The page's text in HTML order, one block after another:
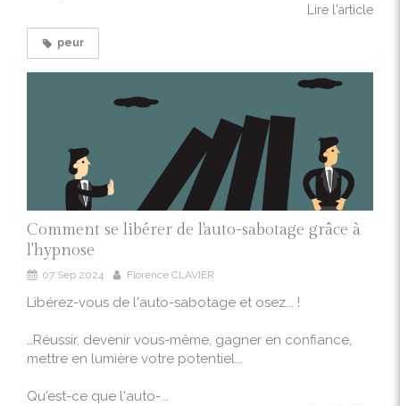
Lire l'article
peur
Comment se libérer de l'auto-sabotage grâce à
l'hypnose
07 Sep 2024 Florence CLAVIER
Libérez-vous de l'auto-sabotage et osez... !
…Réussir, devenir vous-même, gagner en confiance,
mettre en lumière votre potentiel...
Qu'est-ce que l'auto-...